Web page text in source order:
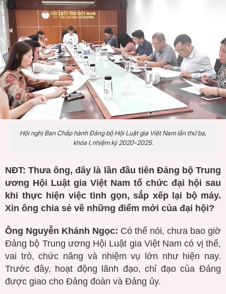
Hội nghị Ban Chấp hành Đảng bộ Hội Luật gia Việt Nam lần thứ ba,
khóa I, nhiệm kỳ 2020-2025.
NĐT: Thưa ông, đây là lần đầu tiên Đảng bộ Trung
ương Hội Luật gia Việt Nam tổ chức đại hội sau
khi thực hiện việc tinh gọn, sắp xếp lại bộ máy.
Xin ông chia sẻ về những điểm mới của đại hội?
Ông Nguyễn Khánh Ngọc: Có thể nói, chưa bao giờ
Đảng bộ Trung ương Hội Luật gia Việt Nam có vị thế,
vai trò, chức năng và nhiệm vụ lớn như hiện nay.
Trước đây, hoạt động lãnh đạo, chỉ đạo của Đảng
được giao cho Đảng đoàn và Đảng ủy.